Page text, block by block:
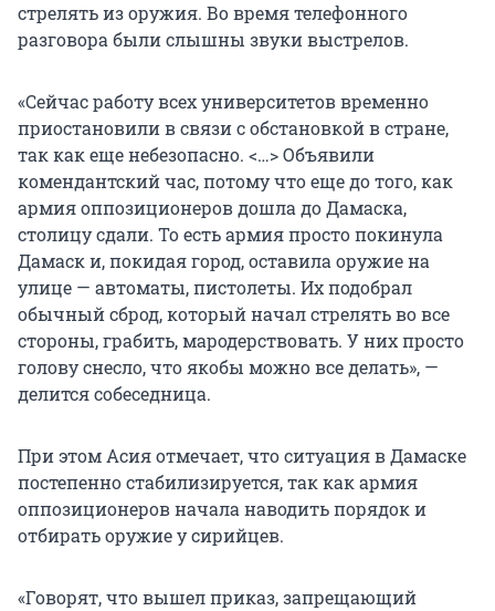
стрелять из оружия. Во время телефонного
разговора были слышны звуки выстрелов.
«Сейчас работу всех университетов временно
приостановили в связи с обстановкой в стране,
так как еще небезопасно. <…> Объявили
комендантский час, потому что еще до того, как
армия оппозиционеров дошла до Дамаска,
столицу сдали. То есть армия просто покинула
Дамаск и, покидая город, оставила оружие на
улице — автоматы, пистолеты. Их подобрал
обычный сброд, который начал стрелять во все
стороны, грабить, мародерствовать. У них просто
голову снесло, что якобы можно все делать», —
делится собеседница.
При этом Асия отмечает, что ситуация в Дамаске
постепенно стабилизируется, так как армия
оппозиционеров начала наводить порядок и
отбирать оружие у сирийцев.
«Говорят, что вышел приказ, запрещающий